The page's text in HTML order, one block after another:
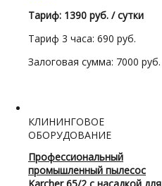
Тариф: 1390 руб. / сутки
Тариф 3 часа: 690 руб.
Залоговая сумма: 7000 руб.
КЛИНИНГОВОЕ
ОБОРУДОВАНИЕ
Профессиональный
промышленный пылесос